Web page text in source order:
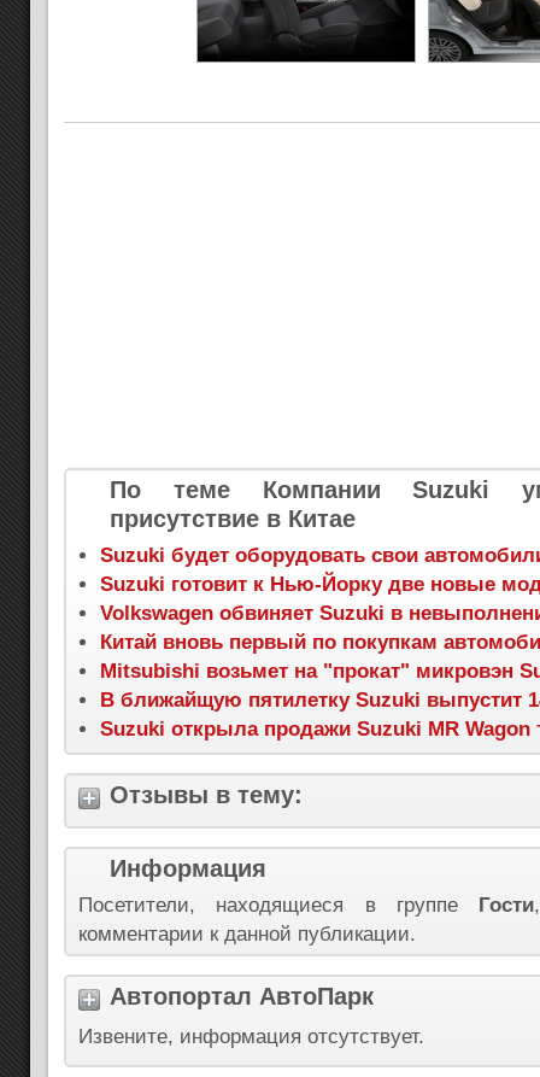
По теме Компании Suzuki
присутствие в Китае
Suzuki будет оборудовать свои
Suzuki готовит к Нью-Йорку две новые
Volkswagen обвиняет Suzuki в
Китай вновь первый по покупкам
Mitsubishi возьмет на "прокат" микровэн
В ближайщую пятилетку Suzuki выпустит
Suzuki открыла продажи Suzuki MR Wagon
Отзывы в тему:
Информация
Посетители, находящиеся в группе Гости
комментарии к данной публикации.
Автопортал АвтоПарк
Извените, информация отсутствует.